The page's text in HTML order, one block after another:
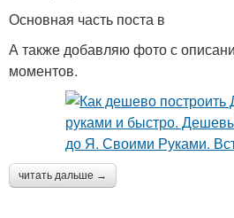
Основная часть поста в
А также добавляю фото с
моментов.
читать дальше →